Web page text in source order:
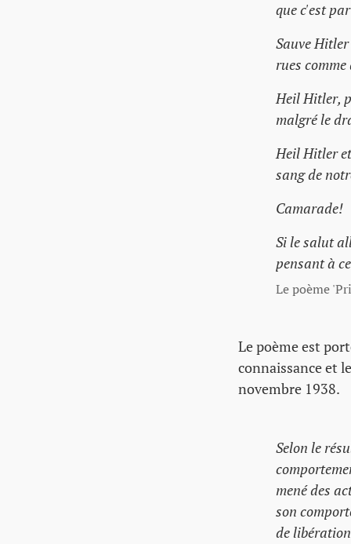
que c'est
Sauve
rues
Heil Hitler,
malgré le
Heil Hitler
sang de
Camarade!
Si le salut
pensant à
Le poème
Le poème est
connaissance et
novembre 1938.
Selon le
mené des
son
de